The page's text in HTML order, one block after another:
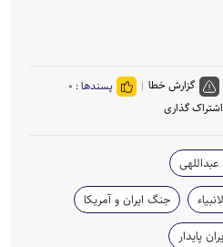
گزارش خطا پسندها : ۰
اشتراک گذاری
جنگ ایران و آمریکا
پایدار